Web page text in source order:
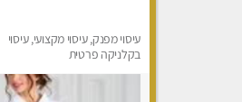
עיסוי מפנק, עיסוי מקצועי, עיסוי
בקלניקה פרטית